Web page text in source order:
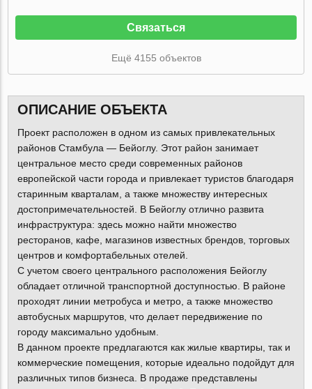
Связаться
Ещё 4155 объектов
ОПИСАНИЕ ОБЪЕКТА
Проект расположен в одном из самых привлекательных
районов Стамбула — Бейоглу. Этот район занимает
центральное место среди современных районов
европейской части города и привлекает туристов благодаря
старинным кварталам, а также множеству интересных
достопримечательностей. В Бейоглу отлично развита
инфраструктура: здесь можно найти множество
ресторанов, кафе, магазинов известных брендов, торговых
центров и комфортабельных отелей.
С учетом своего центрального расположения Бейоглу
обладает отличной транспортной доступностью. В районе
проходят линии метробуса и метро, а также множество
автобусных маршрутов, что делает передвижение по
городу максимально удобным.
В данном проекте предлагаются как жилые квартиры, так и
коммерческие помещения, которые идеально подойдут для
различных типов бизнеса. В продаже представлены